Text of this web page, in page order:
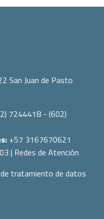
San Juan de Pasto
7244418 - (602)
+57 3167670621
| Redes de Atención
tratamiento de datos